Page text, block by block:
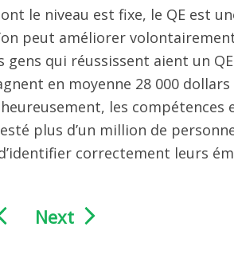
le niveau est fixe, le QE est
peut améliorer
gens qui réussissent aient un
en moyenne 28 000
les compétences
plus d’un million de
correctement leurs
Next